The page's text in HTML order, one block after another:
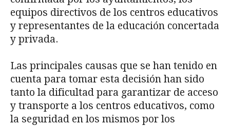
equipos directivos de los centros educativos
y representantes de la educación concertada
y privada.
Las principales causas que se han tenido en
cuenta para tomar esta decisión han sido
tanto la dificultad para garantizar de acceso
y transporte a los centros educativos, como
la seguridad en los mismos por los